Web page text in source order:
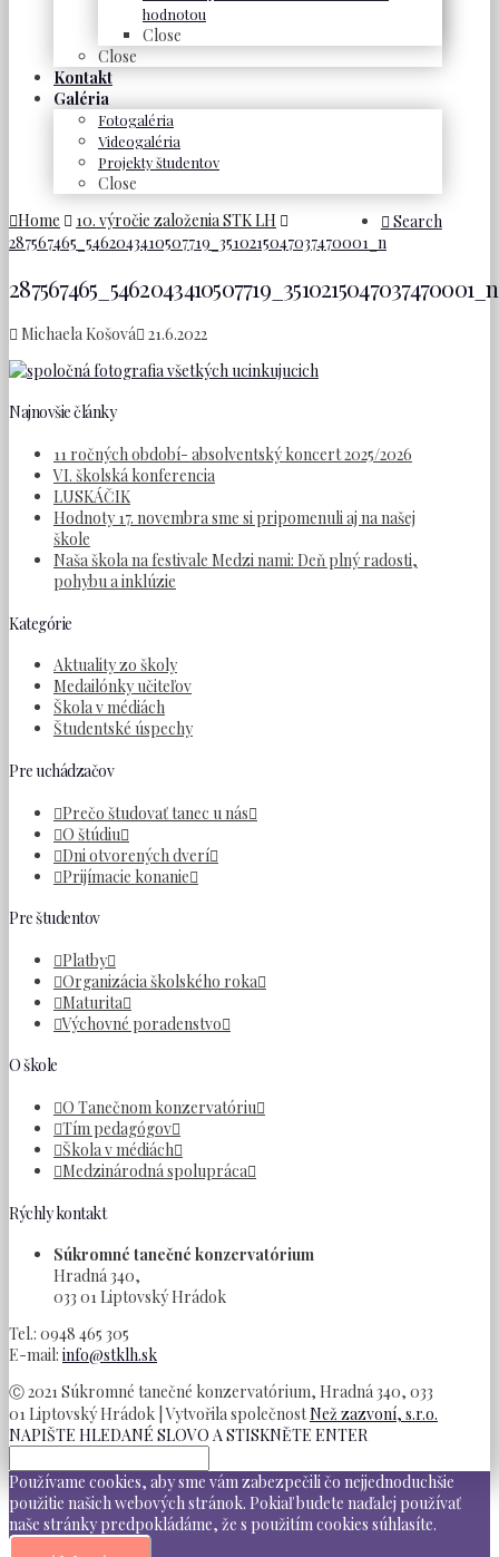
hodnotou
Close
Close
Kontakt
Galéria
Fotogaléria
Videogaléria
Projekty študentov
Close
Search
Home
10. výročie založenia STK LH
287567465_5462043410507719_3510215047037470001_n
287567465_5462043410507719_3510215047037470001_n
Michaela Košová 21.6.2022
Najnovšie články
11 ročných období- absolventský koncert 2025/2026
VI. školská konferencia
LUSKÁČIK
Hodnoty 17. novembra sme si pripomenuli aj na našej
škole
Naša škola na festivale Medzi nami: Deň plný radosti,
pohybu a inklúzie
Kategórie
Aktuality zo školy
Medailónky učiteľov
Škola v médiách
Študentské úspechy
Pre uchádzačov
Prečo študovať tanec u nás
O štúdiu
Dni otvorených dverí
Prijímacie konanie
Pre študentov
Platby
Organizácia školského roka
Maturita
Výchovné poradenstvo
O škole
O Tanečnom konzervatóriu
Tím pedagógov
Škola v médiách
Medzinárodná spolupráca
Rýchly kontakt
Súkromné tanečné konzervatórium
Hradná 340,
033 01 Liptovský Hrádok
Tel.: 0948 465 305
E-mail: info@stklh.sk
Ⓒ 2021 Súkromné tanečné konzervatórium, Hradná 340, 033
01 Liptovský Hrádok | Vytvořila společnostNež zazvoní, s.r.o.
NAPIŠTE HLEDANÉ SLOVO A STISKNĚTE ENTER
Používame cookies, aby sme vám zabezpečili čo nejjednoduchšie
použitie našich webových stránok. Pokiaľ budete naďalej používať
naše stránky predpokládáme, že s použitím cookies súhlasíte.